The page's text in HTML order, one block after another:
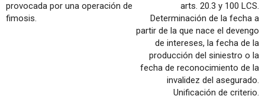
provocada por una operación de
fimosis.
arts. 20.3 y 100 LCS.
Determinación de la fecha a
partir de la que nace el devengo
de intereses, la fecha de la
producción del siniestro o la
fecha de reconocimiento de la
invalidez del asegurado.
Unificación de criterio.